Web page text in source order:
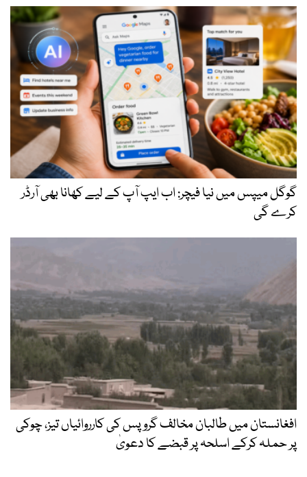
گوگل میپس میں نیا فیچر: اب ایپ آپ کے لیے کھانا بھی آرڈر
کرے گی
افغانستان میں طالبان مخالف گروپس کی کارروائیاں تیز، چوکی
پر حملہ کرکے اسلحہ پر قبضے کا دعویٰ